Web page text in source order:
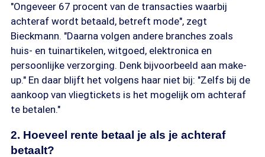
"Ongeveer 67 procent van de transacties waarbij
achteraf wordt betaald, betreft mode", zegt
Bieckmann. "Daarna volgen andere branches zoals
huis- en tuinartikelen, witgoed, elektronica en
persoonlijke verzorging. Denk bijvoorbeeld aan make-
up." En daar blijft het volgens haar niet bij: "Zelfs bij de
aankoop van vliegtickets is het mogelijk om achteraf
te betalen."
2. Hoeveel rente betaal je als je achteraf
betaalt?